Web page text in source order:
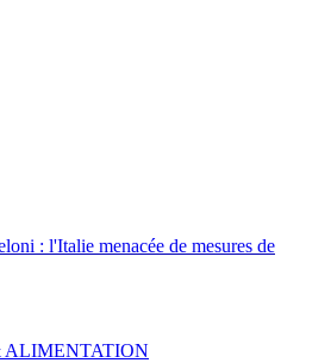
: l'Italie menacée de mesures de
ALIMENTATION